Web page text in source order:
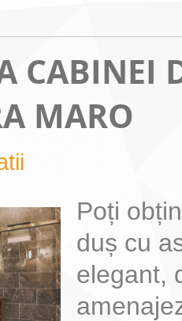
CABINEI
MARO
Poți
duș cu
elegant,